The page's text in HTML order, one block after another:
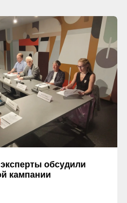
обсудили
кампании